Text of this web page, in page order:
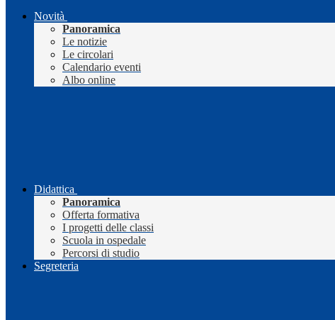
Novità
Panoramica
Le notizie
Le circolari
Calendario eventi
Albo online
Didattica
Panoramica
Offerta formativa
I progetti delle classi
Scuola in ospedale
Percorsi di studio
Segreteria